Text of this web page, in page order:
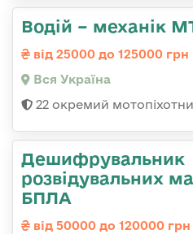
Водій – механік
від 25000 до 125000 грн
Вся Україна
22 окремий
Дешифрувальник
розвідувальних
БПЛА
від 50000 до 120000 грн